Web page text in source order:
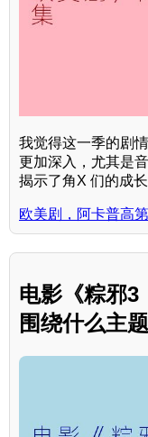
我觉得这一季的剧
更加深入，尤其是
揭示了角X 们的成
欧美剧，阿卡普高
电影《粽邪3
围绕什么主